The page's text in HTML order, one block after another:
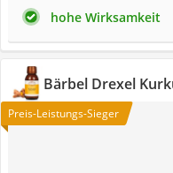
hohe Wirksamkeit
Bärbel Drexel
Preis-Leistungs-Sieger